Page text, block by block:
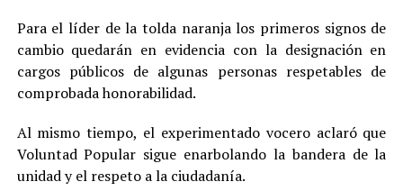
Para el líder de la tolda naranja los primeros signos de
cambio quedarán en evidencia con la designación en
cargos públicos de algunas personas respetables de
comprobada honorabilidad.
Al mismo tiempo, el experimentado vocero aclaró que
Voluntad Popular sigue enarbolando la bandera de la
unidad y el respeto a la ciudadanía.